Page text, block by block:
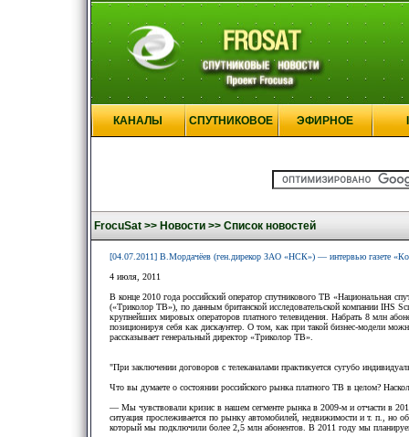
КАНАЛЫ СПУТНИКОВОЕ ЭФИРНОЕ
FrocuSat >> Новости >> Список новостей
[04.07.2011] В.Мордачёев (ген.дирекор ЗАО «НСК») — интервью газете
4 июля, 2011
В конце 2010 года российский оператор спутникового ТВ «Национальная
(«Триколор ТВ»), по данным британской исследовательской компании IHS
крупнейших мировых операторов платного телевидения. Набрать 8 млн
позиционируя себя как дискаунтер. О том, как при такой бизнес-модели
рассказывает генеральный директор «Триколор ТВ».
"При заключении договоров с телеканалами практикуется сугубо
Что вы думаете о состоянии российского рынка платного ТВ в целом?
— Мы чувствовали кризис в нашем сегменте рынка в 2009-м и отчасти в
ситуация прослеживается по рынку автомобилей, недвижимости и т. п.,
который мы подключили более 2,5 млн абонентов. В 2011 году мы